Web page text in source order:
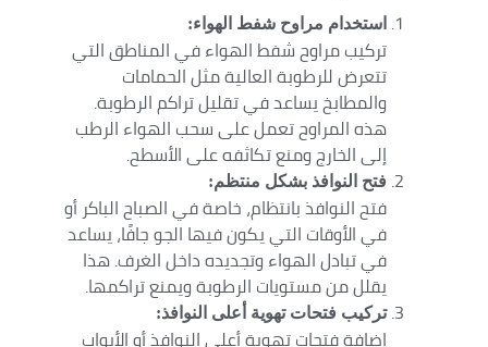
استخدام مراوح شفط الهواء:
تركيب مراوح شفط الهواء في المناطق التي
تتعرض للرطوبة العالية مثل الحمامات
والمطابخ يساعد في تقليل تراكم الرطوبة.
هذه المراوح تعمل على سحب الهواء الرطب
إلى الخارج ومنع تكاثفه على الأسطح.
فتح النوافذ بشكل منتظم:
فتح النوافذ بانتظام، خاصة في الصباح الباكر أو
في الأوقات التي يكون فيها الجو جافًا، يساعد
في تبادل الهواء وتجديده داخل الغرف. هذا
يقلل من مستويات الرطوبة ويمنع تراكمها.
تركيب فتحات تهوية أعلى النوافذ:
إضافة فتحات تهوية أعلى النوافذ أو الأبواب